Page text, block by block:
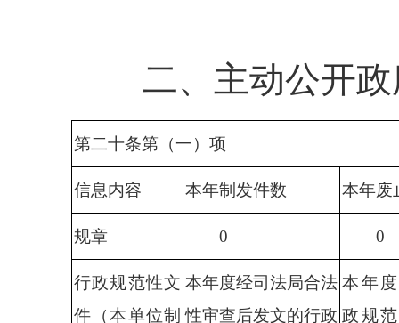
二、主动公开政
第二十条第（一）项
信息内容 本年制发件数 本年废
规章 0 0
行政规范性文
件（本单位制
本年度经司法局合法
性审查后发文的行政
本年度
政规